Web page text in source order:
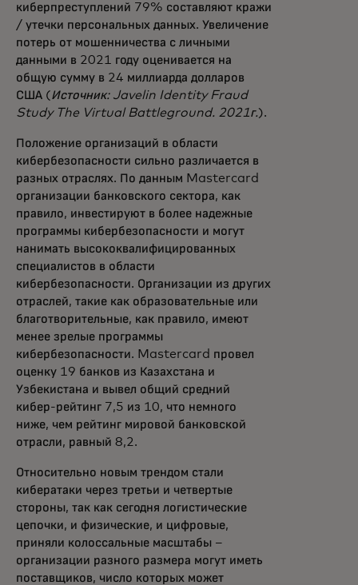
киберпреступлений 79% составляют кражи
/ утечки персональных данных. Увеличение
потерь от мошенничества с личными
данными в 2021 году оценивается на
общую сумму в 24 миллиарда долларов
США (Источник: Javelin Identity Fraud
Study The Virtual Battleground. 2021г.).
Положение организаций в области
кибербезопасности сильно различается в
разных отраслях. По данным Mastercard
организации банковского сектора, как
правило, инвестируют в более надежные
программы кибербезопасности и могут
нанимать высококвалифицированных
специалистов в области
кибербезопасности. Организации из других
отраслей, такие как образовательные или
благотворительные, как правило, имеют
менее зрелые программы
кибербезопасности. Mastercard провел
оценку 19 банков из Казахстана и
Узбекистана и вывел общий средний
кибер-рейтинг 7,5 из 10, что немного
ниже, чем рейтинг мировой банковской
отрасли, равный 8,2.
Относительно новым трендом стали
кибератаки через третьи и четвертые
стороны, так как сегодня логистические
цепочки, и физические, и цифровые,
приняли колоссальные масштабы –
организации разного размера могут иметь
поставщиков, число которых может